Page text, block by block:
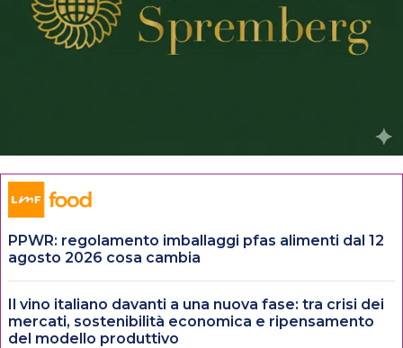
PPWR: regolamento imballaggi pfas alimenti dal 12
agosto 2026 cosa cambia
Il vino italiano davanti a una nuova fase: tra crisi dei
mercati, sostenibilità economica e ripensamento
del modello produttivo